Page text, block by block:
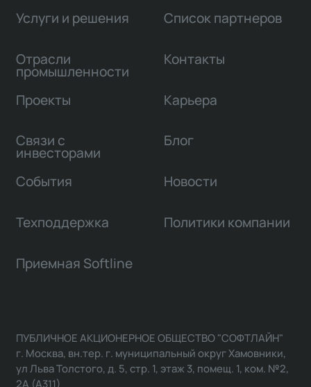
Услуги и решения
Отрасли
промышленности
Проекты
Связи с
инвесторами
Список партнеров
Контакты
Карьера
Блог
События Новости
Техподдержка Политики компании
Приемная Softline
ПУБЛИЧНОЕ АКЦИОНЕРНОЕ ОБЩЕСТВО "СОФТЛАЙН"
г. Москва, вн.тер. г. муниципальный округ Хамовники,
ул Льва Толстого, д. 5, стр. 1, этаж 3, помещ. 1, ком. №2,
2А (А311)